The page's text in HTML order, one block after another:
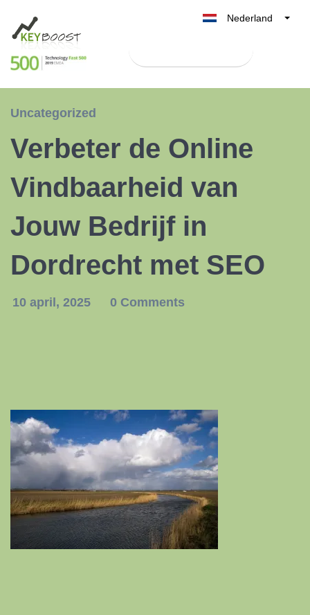
Nederland
België
España
Uncategorized
Verbeter de Online
Vindbaarheid van
Jouw Bedrijf in
Dordrecht met SEO
10 april, 2025 0 Comments